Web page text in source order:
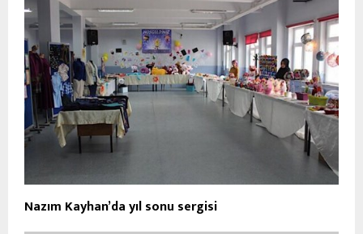
Nazım Kayhan’da yıl sonu sergisi